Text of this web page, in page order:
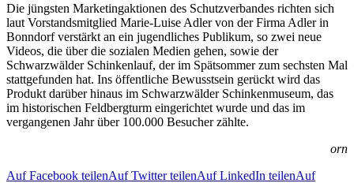
Die jüngsten Marketingaktionen des Schutzverbandes richten sich
laut Vorstandsmitglied Marie-Luise Adler von der Firma Adler in
Bonndorf verstärkt an ein jugendliches Publikum, so zwei neue
Videos, die über die sozialen Medien gehen, sowie der
Schwarzwälder Schinkenlauf, der im Spätsommer zum sechsten Mal
stattgefunden hat. Ins öffentliche Bewusstsein gerückt wird das
Produkt darüber hinaus im Schwarzwälder Schinkenmuseum, das
im historischen Feldbergturm eingerichtet wurde und das im
vergangenen Jahr über 100.000 Besucher zählte.
orn
Auf Facebook teilenAuf Twitter teilenAuf LinkedIn teilenAuf